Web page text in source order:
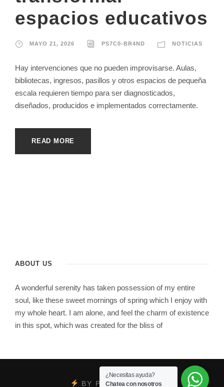
espacios educativos
MAYO 21, 2026 PS7C0-BR4ND NOTICIAS
Hay intervenciones que no pueden improvisarse. Aulas,
bibliotecas, ingresos, pasillos y otros espacios de pequeña
escala requieren tiempo para ser diagnosticados,
diseñados, producidos e implementados correctamente.
READ MORE
ABOUT US
A wonderful serenity has taken possession of my entire
soul, like these sweet mornings of spring which I enjoy with
my whole heart. I am alone, and feel the charm of existence
in this spot, which was created for the bliss of
BY PSYCOBRAND
¿Necesitas ayuda?
Chatea con nosotros